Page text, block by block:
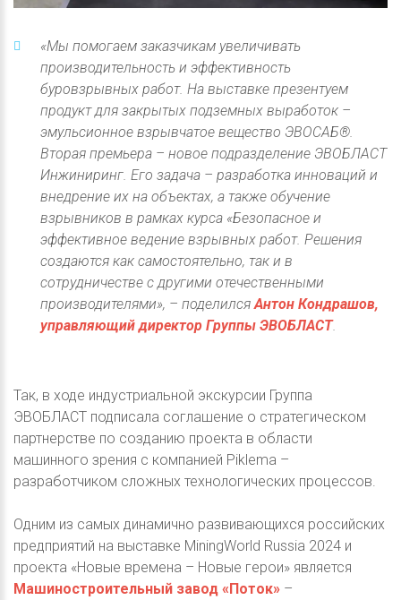
«Мы помогаем заказчикам увеличивать
производительность и эффективность
буровзрывных работ. На выставке презентуем
продукт для закрытых подземных выработок –
эмульсионное взрывчатое вещество ЭВОСАБ®.
Вторая премьера – новое подразделение ЭВОБЛАСТ
Инжиниринг. Его задача – разработка инноваций и
внедрение их на объектах, а также обучение
взрывников в рамках курса «Безопасное и
эффективное ведение взрывных работ. Решения
создаются как самостоятельно, так и в
сотрудничестве с другими отечественными
производителями», – поделился Антон Кондрашов,
управляющий директор Группы ЭВОБЛАСТ.
Так, в ходе индустриальной экскурсии Группа
ЭВОБЛАСТ подписала соглашение о стратегическом
партнерстве по созданию проекта в области
машинного зрения с компанией Piklema –
разработчиком сложных технологических процессов.
Одним из самых динамично развивающихся российских
предприятий на выставке MiningWorld Russia 2024 и
проекта «Новые времена – Новые герои» является
Машиностроительный завод «Поток» –